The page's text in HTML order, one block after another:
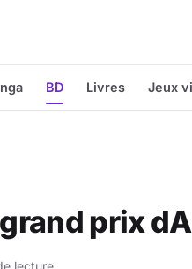
BD Livres Jeux
prix
lecture